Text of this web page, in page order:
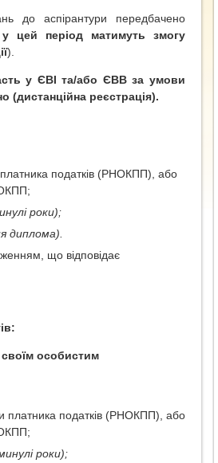
до аспірантури передбачено
цей період матимуть змогу
).
у ЄВІ та/або ЄВВ за умови
(дистанційна реєстрація).
податків (РНОКПП), або
роки);
диплома).
що відповідає
особистим
платника податків (РНОКПП), або
роки);